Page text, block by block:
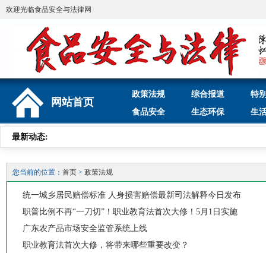
欢迎光临食品安全与法律网
网站首页
政策法规 综合报道
特
食品安全
生态环保 生
最新动态:
您当前的位置： 首页 > 政策法规
统一城乡居民赔偿标准 人身损害赔偿最新司法解释今日发布
职普比例不再“一刀切”！职业教育法首次大修！5月1日实施
广东农产品市场安全监管系统上线
职业教育法首次大修，将带来哪些重要改变？